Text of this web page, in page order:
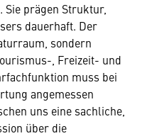
Sie prägen Struktur,
dauerhaft. Der
sondern
, Freizeit- und
muss bei
angemessen
uns eine sachliche,
über die